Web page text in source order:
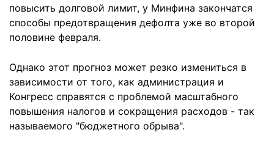
повысить долговой лимит, у Минфина закончатся
способы предотвращения дефолта уже во второй
половине февраля.
Однако этот прогноз может резко измениться в
зависимости от того, как администрация и
Конгресс справятся с проблемой масштабного
повышения налогов и сокращения расходов - так
называемого "бюджетного обрыва".